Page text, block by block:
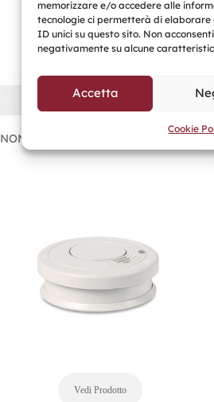
memorizzare e/o accedere alle
tecnologie ci permetterà di
ID unici su questo sito. Non
negativamente su alcune
Accetta
Cookie
NONSMOKE